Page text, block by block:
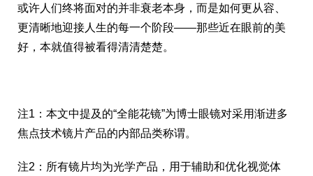
或许人们终将面对的并非衰老本身，而是如何更从容、
更清晰地迎接人生的每一个阶段——那些近在眼前的美
好，本就值得被看得清清楚楚。
注1：本文中提及的“全能花镜”为博士眼镜对采用渐进多
焦点技术镜片产品的内部品类称谓。
注2：所有镜片均为光学产品，用于辅助和优化视觉体